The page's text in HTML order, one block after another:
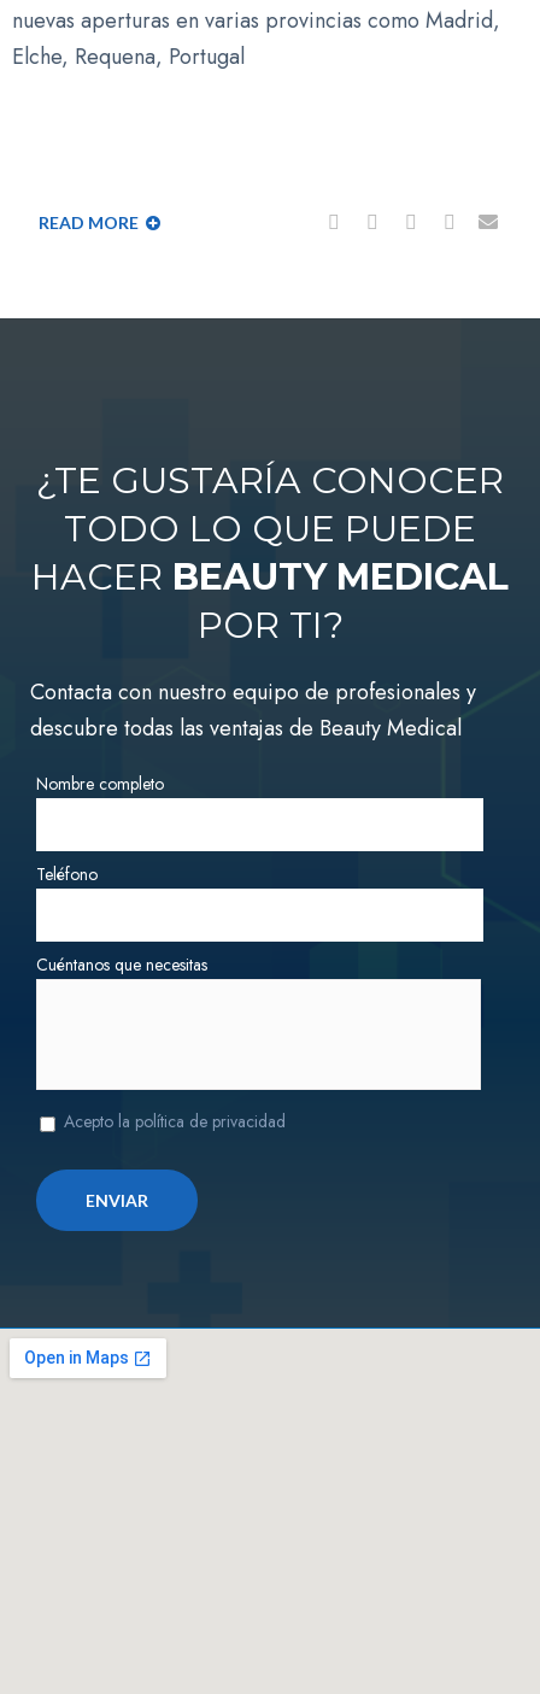
nuevas aperturas en varias provincias como Madrid,
Elche, Requena, Portugal
READ MORE
¿TE GUSTARÍA CONOCER
TODO LO QUE PUEDE
HACER BEAUTY MEDICAL
POR TI?
Contacta con nuestro equipo de profesionales y
descubre todas las ventajas de Beauty Medical
Nombre completo
Teléfono
Cuéntanos que necesitas
Acepto la política de privacidad